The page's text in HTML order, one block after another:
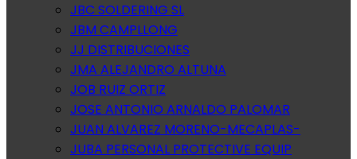
JBC SOLDERING SL
JBM CAMPLLONG
JJ DISTRIBUCIONES
JMA ALEJANDRO ALTUNA
JOB RUIZ ORTIZ
JOSE ANTONIO ARNALDO PALOMAR
JUAN ALVAREZ MORENO-MECAPLAS-
JUBA PERSONAL PROTECTIVE EQUIP